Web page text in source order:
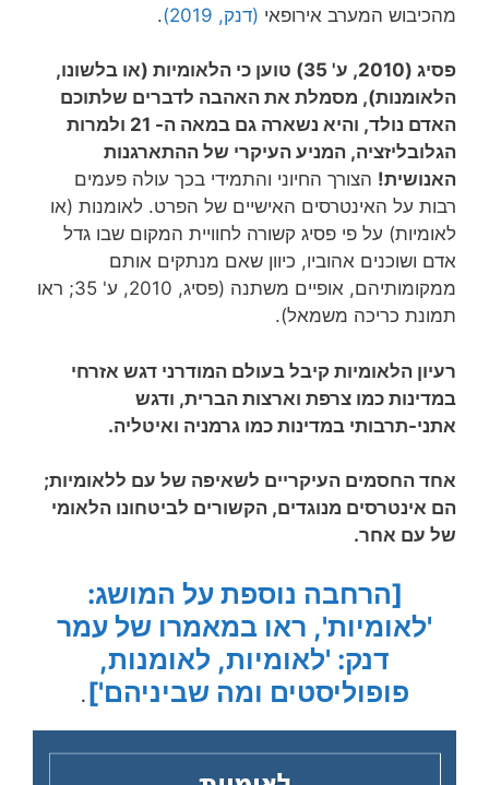
מהכיבוש המערב אירופאי (דנק, 2019) .
פסיג (2010, ע' 35) טוען כי הלאומיות (או בלשונו,
הלאומנות), מסמלת את האהבה לדברים שלתוכם
האדם נולד, והיא נשארה גם במאה ה- 21 ולמרות
הגלובליזציה, המניע העיקרי של ההתארגנות
האנושית! הצורך החיוני והתמידי בכך עולה פעמים
רבות על האינטרסים האישיים של הפרט. לאומנות (או
לאומיות) על פי פסיג קשורה לחוויית המקום שבו גדל
אדם ושוכנים אהוביו, כיוון שאם מנתקים אותם
ממקומותיהם, אופיים משתנה (פסיג, 2010, ע' 35; ראו
תמונת כריכה משמאל).
רעיון הלאומיות קיבל בעולם המודרני דגש אזרחי
במדינות כמו צרפת וארצות הברית, ודגש
אתני-תרבותי במדינות כמו גרמניה ואיטליה.
אחד החסמים העיקריים לשאיפה של עם ללאומיות;
הם אינטרסים מנוגדים, הקשורים לביטחונו הלאומי
של עם אחר.
[הרחבה נוספת על המושג:
'לאומיות', ראו במאמרו של עמר
דנק: 'לאומיות, לאומנות,
פופוליסטים ומה שביניהם'].